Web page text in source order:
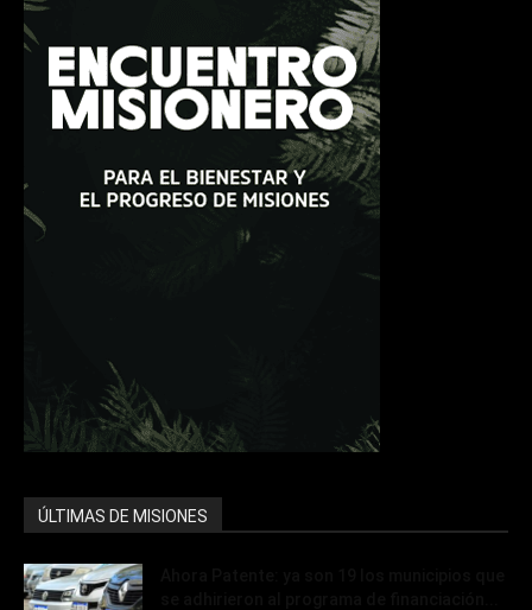
ÚLTIMAS DE MISIONES